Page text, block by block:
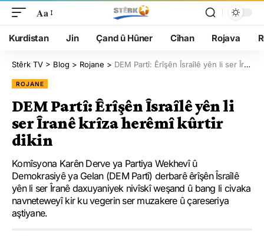
Aa
Kurdistan Jin Çand û Hûner Cîhan Rojava
Stêrk TV > Blog > Rojane > DEM Partî: Êrîşên Îsraîlê yên li ser Îranê krîza herêmî kûrtir dikin
ROJANE
DEM Partî: Êrîşên Îsraîlê yên li
ser Îranê krîza herêmî kûrtir
dikin
Komîsyona Karên Derve ya Partiya Wekhevî û
Demokrasiyê ya Gelan (DEM Partî) derbarê êrîşên Îsraîlê
yên li ser Îranê daxuyaniyek nivîskî weşand û bang li civaka
navneteweyî kir ku vegerin ser muzakere û çareseriya
aştiyane.